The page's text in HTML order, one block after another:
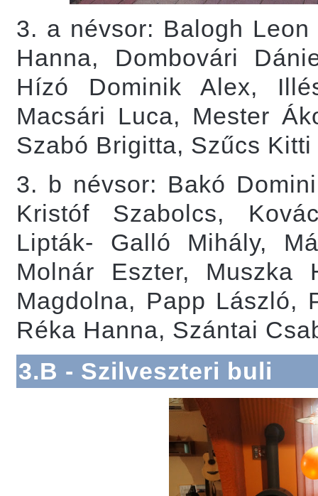
3. a névsor: Balogh
Hanna, Dombovári
Hízó Dominik Alex,
Macsári Luca, Mester
Szabó Brigitta, Szűcs
3. b névsor: Bakó
Kristóf Szabolcs,
Lipták- Galló Mihály,
Molnár Eszter, Muszka
Magdolna, Papp László,
Réka Hanna, Szántai
3.B - Szilveszteri buli